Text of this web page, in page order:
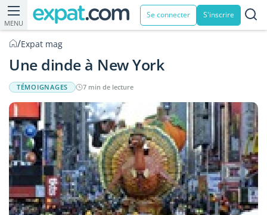
MENU
Se connecter S'inscrire
/Expat mag
Une dinde à New York
TÉMOIGNAGES 7 min de lecture